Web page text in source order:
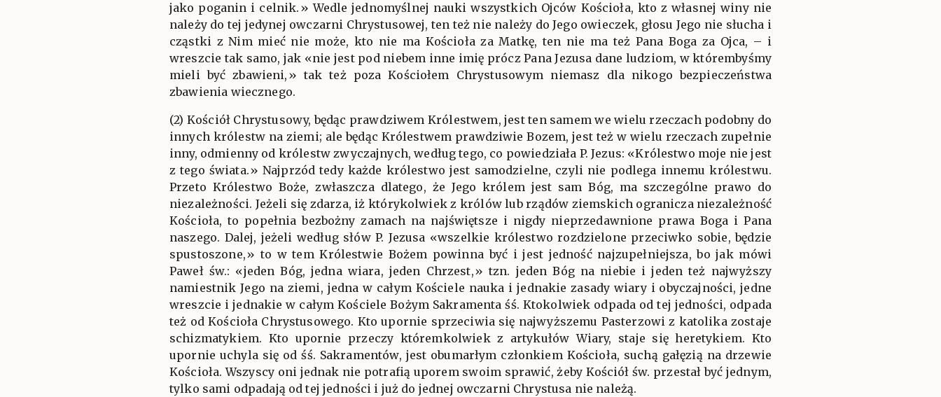
jako poganin i celnik.» Wedle jednomyślnej nauki wszystkich Ojców Kościoła, kto z własnej winy nie
należy do tej jedynej owczarni Chrystusowej, ten też nie należy do Jego owieczek, głosu Jego nie słucha i
cząstki z Nim mieć nie może, kto nie ma Kościoła za Matkę, ten nie ma też Pana Boga za Ojca, – i
wreszcie tak samo, jak «nie jest pod niebem inne imię prócz Pana Jezusa dane ludziom, w którembyśmy
mieli być zbawieni,» tak też poza Kościołem Chrystusowym niemasz dla nikogo bezpieczeństwa
zbawienia wiecznego.
(2) Kościół Chrystusowy, będąc prawdziwem Królestwem, jest ten samem we wielu rzeczach podobny do
innych królestw na ziemi; ale będąc Królestwem prawdziwie Bozem, jest też w wielu rzeczach zupełnie
inny, odmienny od królestw zwyczajnych, według tego, co powiedziała P. Jezus: «Królestwo moje nie jest
z tego świata.» Najprzód tedy każde królestwo jest samodzielne, czyli nie podlega innemu królestwu.
Przeto Królestwo Boże, zwłaszcza dlatego, że Jego królem jest sam Bóg, ma szczególne prawo do
niezależności. Jeżeli się zdarza, iż którykolwiek z królów lub rządów ziemskich ogranicza niezależność
Kościoła, to popełnia bezbożny zamach na najświętsze i nigdy nieprzedawnione prawa Boga i Pana
naszego. Dalej, jeżeli według słów P. Jezusa «wszelkie królestwo rozdzielone przeciwko sobie, będzie
spustoszone,» to w tem Królestwie Bożem powinna być i jest jedność najzupełniejsza, bo jak mówi
Paweł św.: «jeden Bóg, jedna wiara, jeden Chrzest,» tzn. jeden Bóg na niebie i jeden też najwyższy
namiestnik Jego na ziemi, jedna w całym Kościele nauka i jednakie zasady wiary i obyczajności, jedne
wreszcie i jednakie w całym Kościele Bożym Sakramenta śś. Ktokolwiek odpada od tej jedności, odpada
też od Kościoła Chrystusowego. Kto upornie sprzeciwia się najwyższemu Pasterzowi z katolika zostaje
schizmatykiem. Kto upornie przeczy któremkolwiek z artykułów Wiary, staje się heretykiem. Kto
upornie uchyla się od śś. Sakramentów, jest obumarłym członkiem Kościoła, suchą gałęzią na drzewie
Kościoła. Wszyscy oni jednak nie potrafią uporem swoim sprawić, żeby Kościół św. przestał być jednym,
tylko sami odpadają od tej jedności i już do jednej owczarni Chrystusa nie należą.